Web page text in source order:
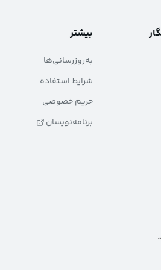
بیشتر
به‌روزرسانی‌ها
شرایط استفاده
حریم خصوصی
برنامه‌نویسان